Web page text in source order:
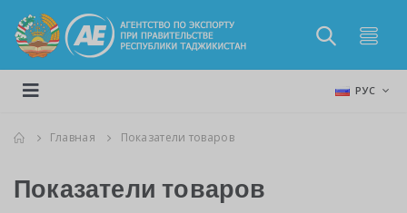
РУС
Главная Показатели товаров
Показатели товаров